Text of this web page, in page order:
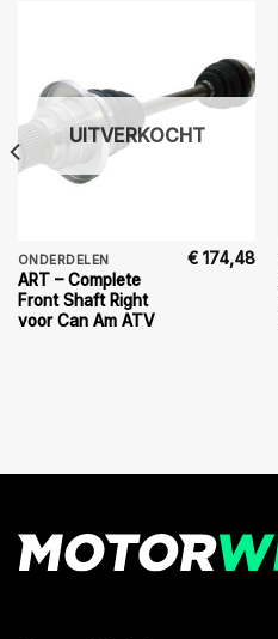
UITVERKOCHT
ONDERDELEN
ART – Complete
Front Shaft Right
voor Can Am ATV
€ 174,48